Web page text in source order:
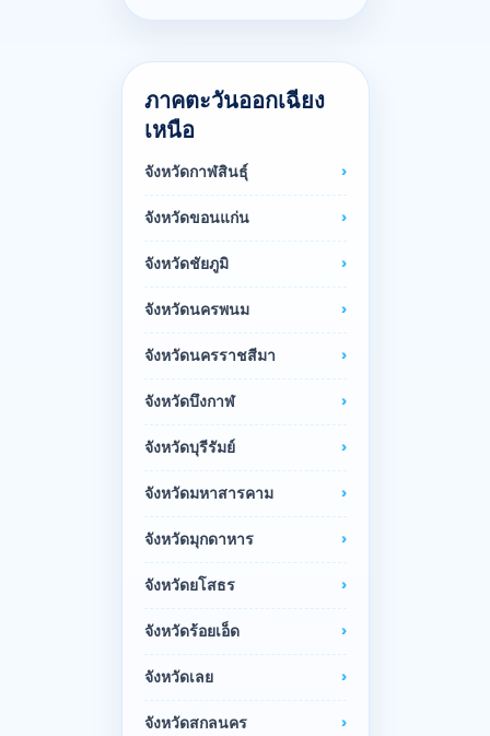
ภาคตะวันออกเฉียง
เหนือ
จังหวัดกาฬสินธุ์
จังหวัดขอนแก่น
จังหวัดชัยภูมิ
จังหวัดนครพนม
จังหวัดนครราชสีมา
จังหวัดบึงกาฬ
จังหวัดบุรีรัมย์
จังหวัดมหาสารคาม
จังหวัดมุกดาหาร
จังหวัดยโสธร
จังหวัดร้อยเอ็ด
จังหวัดเลย
จังหวัดสกลนคร